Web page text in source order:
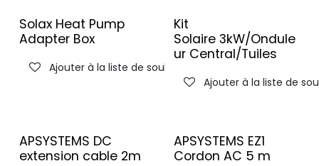
Solax Heat Pump
Adapter Box
Ajouter à la liste de souhaits
Kit
Solaire 3kW/Ondule
ur Central/Tuiles
Ajouter à la liste de
APSYSTEMS DC
extension cable 2m
APSYSTEMS EZ1
Cordon AC 5 m